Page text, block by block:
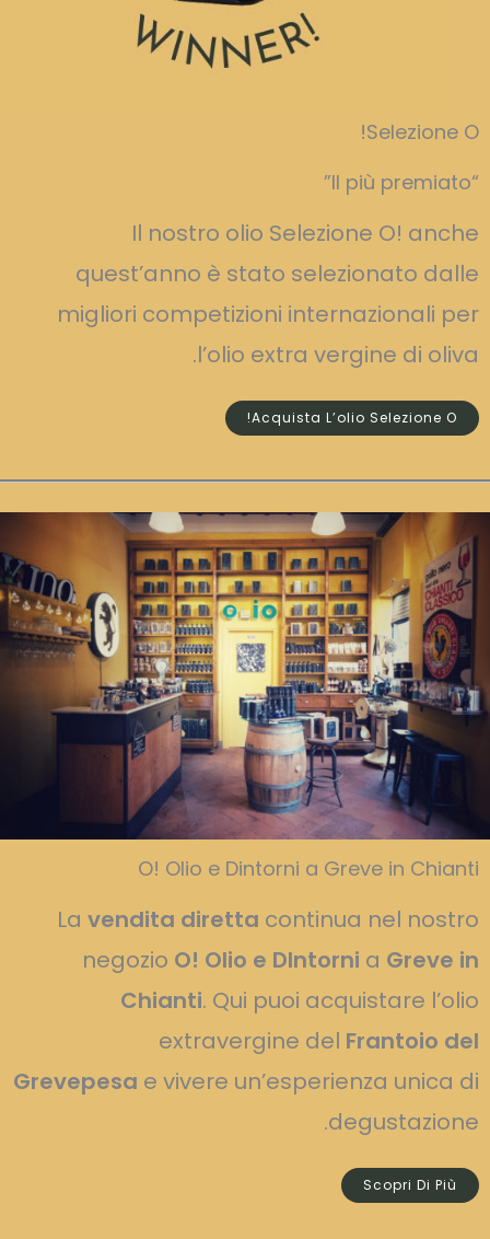
Selezione O!
“Il più premiato”
Il nostro olio Selezione O! anche
quest’anno è stato selezionato dalle
migliori competizioni internazionali per
l’olio extra vergine di oliva.
Acquista L’olio Selezione O!
O! Olio e Dintorni a Greve in Chianti
La vendita diretta continua nel nostro
negozio O! Olio e DIntorni a Greve in
Chianti. Qui puoi acquistare l’olio
extravergine del Frantoio del
Grevepesa e vivere un’esperienza unica di
degustazione.
Scopri Di Più